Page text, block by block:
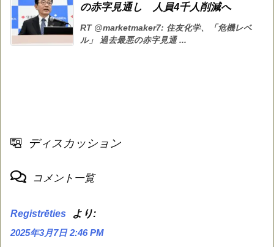
の赤字見通し 人員4千人削減へ
RT @marketmaker7: 住友化学、「危機レベ
ル」 過去最悪の赤字見通 ...
ディスカッション
コメント一覧
Registrēties より:
2025年3月7日 2:46 PM